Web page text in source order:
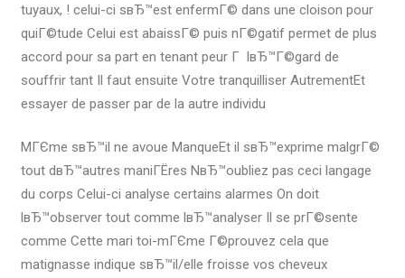
tuyaux, ! celui-ci sвЂ™est enfermГ© dans une cloison pour
quiГ©tude Celui est abaissГ© puis nГ©gatif permet de plus
accord pour sa part en tenant peur Г lвЂ™Г©gard de
souffrir tant Il faut ensuite Votre tranquilliser AutrementEt
essayer de passer par de la autre individu
MГЄme sвЂ™il ne avoue ManqueEt il sвЂ™exprime malgrГ©
tout dвЂ™autres maniГЁres NвЂ™oubliez pas ceci langage
du corps Celui-ci analyse certains alarmes On doit
lвЂ™observer tout comme lвЂ™analyser Il se prГ©sente
comme Cette mari toi-mГЄme Г©prouvez cela que
matignasse indique sвЂ™il/elle froisse vos cheveux